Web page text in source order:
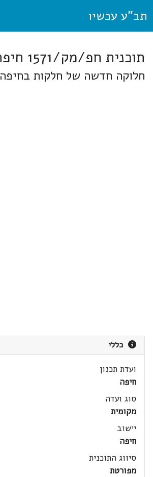
תב"ע עכשיו
תוכנית חפ/מק/1571 חיפה
חלוקה חדשה של חלקות בחיפה
כללי
ועדת תכנון
חיפה
סוג ועדה
מקומית
יישוב
חיפה
סיווג התוכנית
מפורטת